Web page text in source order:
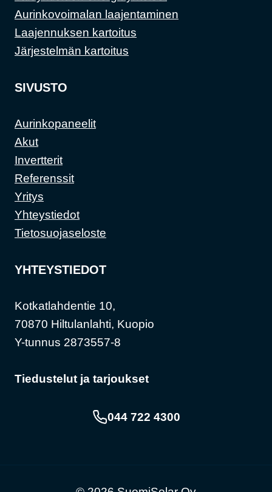
Aurinkovoimalan laajentaminen
Laajennuksen kartoitus
Järjestelmän kartoitus
SIVUSTO
Aurinkopaneelit
Akut
Invertterit
Referenssit
Yritys
Yhteystiedot
Tietosuojaseloste
YHTEYSTIEDOT
Kotkatlahdentie 10,
70870 Hiltulanlahti, Kuopio
Y-tunnus 2873557-8
Tiedustelut ja tarjoukset
044 722 4300